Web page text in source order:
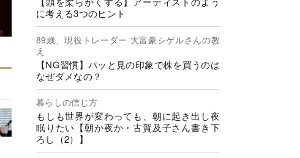
に考える3つのヒント
89歳、現役トレーダー 大富豪シゲルさんの教
え
【NG習慣】パッと見の印象で株を買うのは
なぜダメなの？
暮らしの信じ方
もしも世界が変わっても、朝に起き出し夜
眠りたい【朝か夜か・古賀及子さん書き下
ろし（2）】